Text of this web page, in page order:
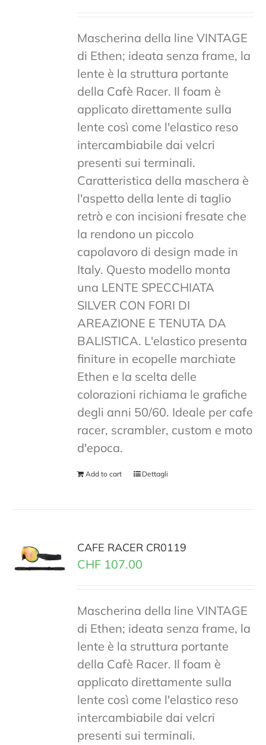
Mascherina della line VINTAGE
di Ethen; ideata senza frame, la
lente è la struttura portante
della Cafè Racer. Il foam è
applicato direttamente sulla
lente così come l'elastico reso
intercambiabile dai velcri
presenti sui terminali.
Caratteristica della maschera è
l'aspetto della lente di taglio
retrò e con incisioni fresate che
la rendono un piccolo
capolavoro di design made in
Italy. Questo modello monta
una LENTE SPECCHIATA
SILVER CON FORI DI
AREAZIONE E TENUTA DA
BALISTICA. L'elastico presenta
finiture in ecopelle marchiate
Ethen e la scelta delle
colorazioni richiama le grafiche
degli anni 50/60. Ideale per cafe
racer, scrambler, custom e moto
d'epoca.
Add to cart Dettagli
CAFE RACER CR0119
CHF 107.00
Mascherina della line VINTAGE
di Ethen; ideata senza frame, la
lente è la struttura portante
della Cafè Racer. Il foam è
applicato direttamente sulla
lente così come l'elastico reso
intercambiabile dai velcri
presenti sui terminali.